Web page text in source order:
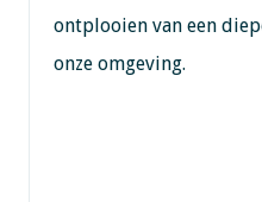
ontplooien van een
onze omgeving.